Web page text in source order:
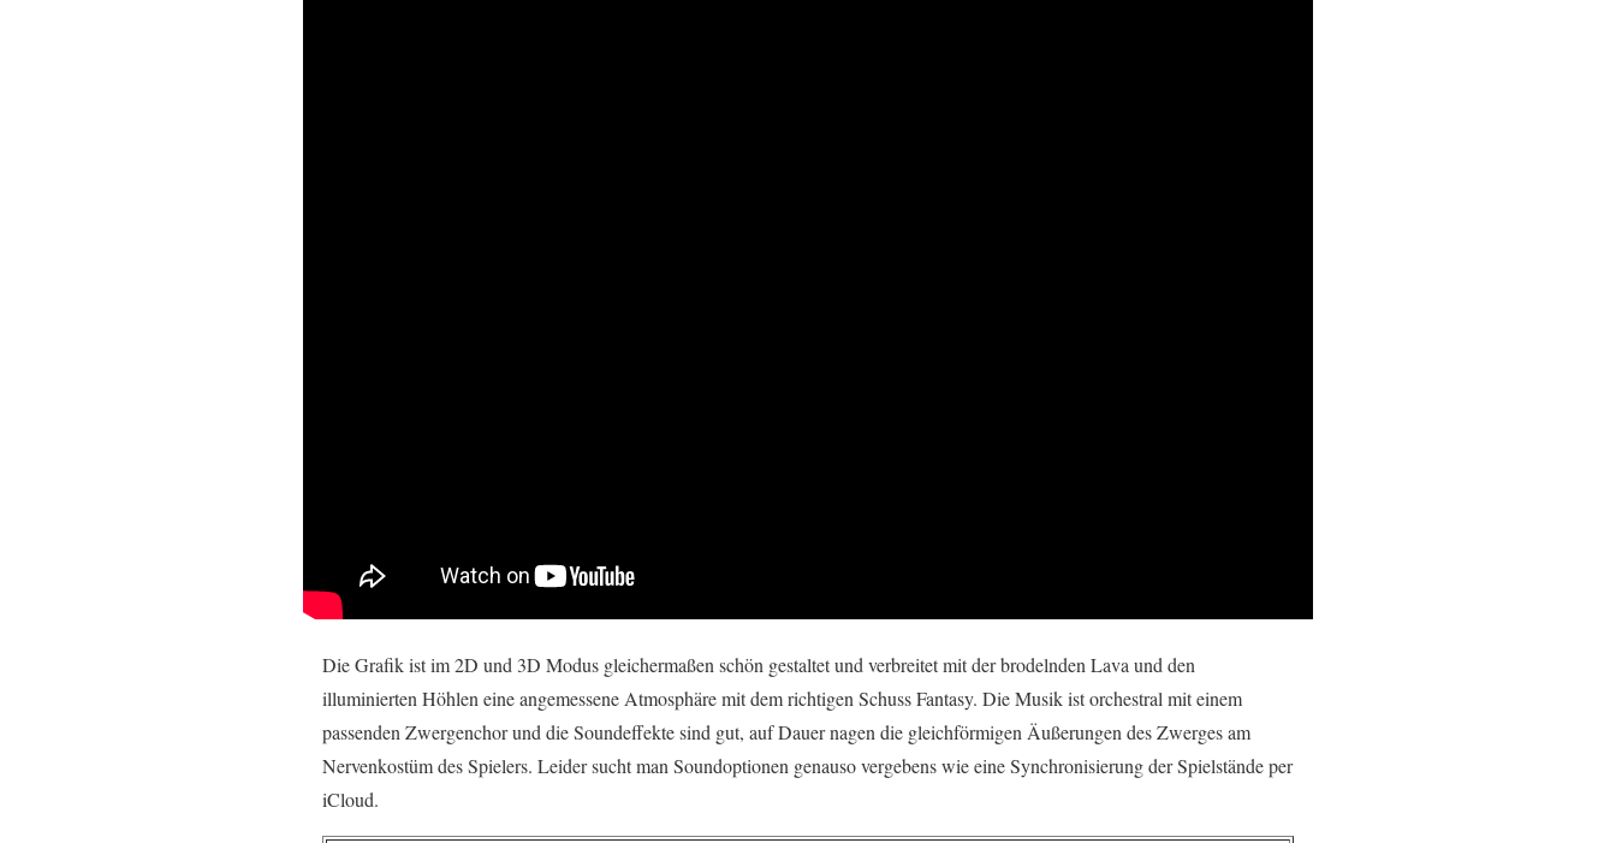
Die Grafik ist im 2D und 3D Modus gleichermaßen schön gestaltet und verbreitet mit der brodelnden Lava und den
illuminierten Höhlen eine angemessene Atmosphäre mit dem richtigen Schuss Fantasy. Die Musik ist orchestral mit einem
passenden Zwergenchor und die Soundeffekte sind gut, auf Dauer nagen die gleichförmigen Äußerungen des Zwerges am
Nervenkostüm des Spielers. Leider sucht man Soundoptionen genauso vergebens wie eine Synchronisierung der Spielstände per
iCloud.